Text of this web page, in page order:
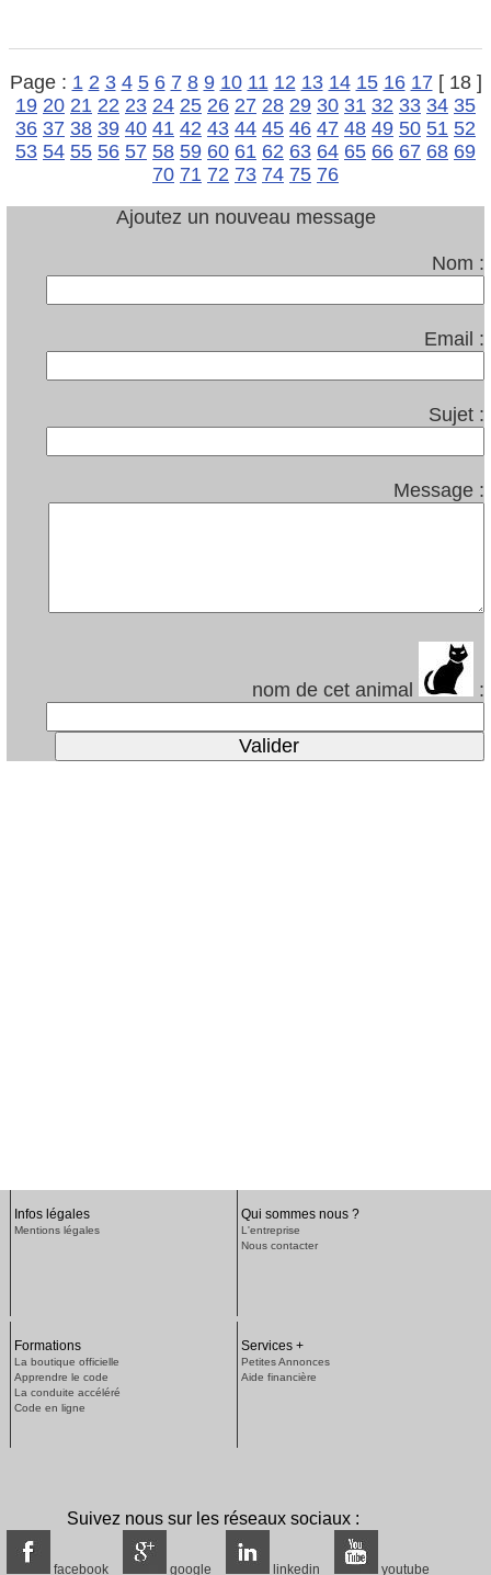
Page : 1 2 3 4 5 6 7 8 9 10 11 12 13 14 15 16 17 [ 18 ]
19 20 21 22 23 24 25 26 27 28 29 30 31 32 33 34 35
36 37 38 39 40 41 42 43 44 45 46 47 48 49 50 51 52
53 54 55 56 57 58 59 60 61 62 63 64 65 66 67 68 69
70 71 72 73 74 75 76
Ajoutez un nouveau message
Nom :
Email :
Sujet :
Message :
nom de cet animal :
Infos légales
Mentions légales
Qui sommes nous ?
L'entreprise
Nous contacter
Formations
La boutique officielle
Apprendre le code
La conduite accéléré
Code en ligne
Services +
Petites Annonces
Aide financière
Suivez nous sur les réseaux sociaux :
facebook google linkedin youtube